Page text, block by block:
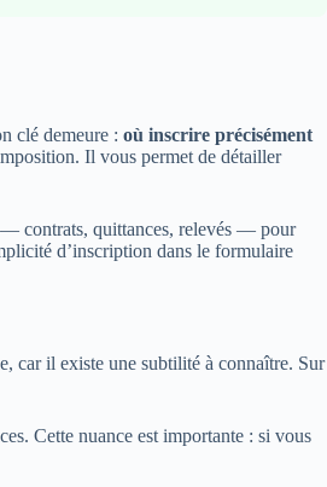
clé demeure : où inscrire précisément
Il vous permet de détailler
— contrats, quittances, relevés — pour
d’inscription dans le formulaire
car il existe une subtilité à connaître. Sur
Cette nuance est importante : si vous